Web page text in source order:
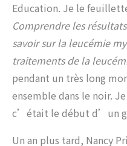
Education. Je le
Comprendre les
savoir sur la leucémie
traitements de la
pendant un très long
ensemble dans le noir.
c’était le début d’un
Un an plus tard, Nancy